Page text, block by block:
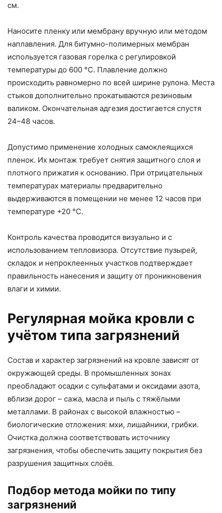
см.
Наносите пленку или мембрану вручную или методом
наплавления. Для битумно-полимерных мембран
используется газовая горелка с регулировкой
температуры до 600 °C. Плавление должно
происходить равномерно по всей ширине рулона. Места
стыков дополнительно прокатываются резиновым
валиком. Окончательная адгезия достигается спустя
24–48 часов.
Допустимо применение холодных самоклеящихся
пленок. Их монтаж требует снятия защитного слоя и
плотного прижатия к основанию. При отрицательных
температурах материалы предварительно
выдерживаются в помещении не менее 12 часов при
температуре +20 °C.
Контроль качества проводится визуально и с
использованием тепловизора. Отсутствие пузырей,
складок и непроклеенных участков подтверждает
правильность нанесения и защиту от проникновения
влаги и химии.
Регулярная мойка кровли с
учётом типа загрязнений
Состав и характер загрязнений на кровле зависят от
окружающей среды. В промышленных зонах
преобладают осадки с сульфатами и оксидами азота,
вблизи дорог – сажа, масла и пыль с тяжёлыми
металлами. В районах с высокой влажностью –
биологические отложения: мхи, лишайники, грибки.
Очистка должна соответствовать источнику
загрязнения, чтобы обеспечить защиту покрытия без
разрушения защитных слоёв.
Подбор метода мойки по типу
загрязнений